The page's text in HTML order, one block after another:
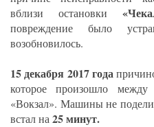
вблизи остановки
повреждение было
возобновилось.
15 декабря 2017 года
которое произошло
«Вокзал». Машины не
встал на 25 минут.